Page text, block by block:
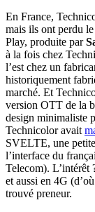
En France,
mais ils ont perdu
Play, produite par
à la fois chez
l’est chez un
historiquement
marché. Et
version OTT de la
design minimaliste
Technicolor avait
SVELTE, une
l’interface du
Telecom). L’intérêt
et aussi en 4G
trouvé preneur.